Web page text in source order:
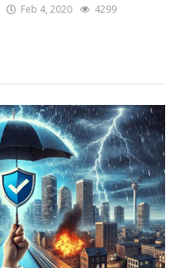
Feb 4, 2020 4299